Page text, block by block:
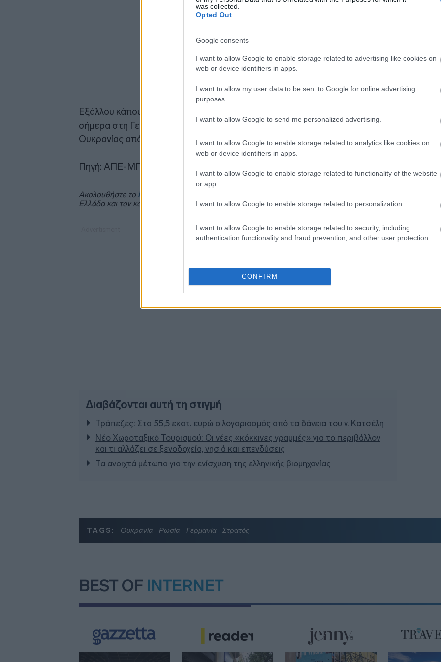
was collected.
Opted Out
Google consents
I want to allow Google to enable storage related to advertising like cookies on
web or device identifiers in apps.
I want to allow my user data to be sent to Google for online advertising
purposes.
I want to allow Google to send me personalized advertising.
I want to allow Google to enable storage related to analytics like cookies on
web or device identifiers in apps.
I want to allow Google to enable storage related to functionality of the website
or app.
I want to allow Google to enable storage related to personalization.
I want to allow Google to enable storage related to security, including
authentication functionality and fraud prevention, and other user protection.
CONFIRM
Εξάλλου κάπου 27.000 ουκρανοί στρατιωτικοί έχουν εκπαιδευτεί μέχρι
σήμερα στη Γερμανία, που έχει γίνει πλέον ο κυριότερος υποστηρικτής της
Ουκρανίας από τη σκοπιά της χρηματοδότησης.
Πηγή: ΑΠΕ-ΜΠΕ
Ακολουθήστε το insider.gr στο Google News
Ελλάδα και τον κόσμο.
Διαβάζονται αυτή τη στιγμή
Τράπεζες: Στα 55,5 εκατ. ευρώ ο λογαριασμός από τα δάνεια του ν. Κατσέλη
Νέο Χωροταξικό Τουρισμού: Οι νέες «κόκκινες γραμμές» για το περιβάλλον
και τι αλλάζει σε ξενοδοχεία, νησιά και επενδύσεις
Τα ανοιχτά μέτωπα για την ενίσχυση της ελληνικής βιομηχανίας
08:00
23:58
23:50
TAGS: Ουκρανία Ρωσία Γερμανία Στρατός
BEST OF INTERNET